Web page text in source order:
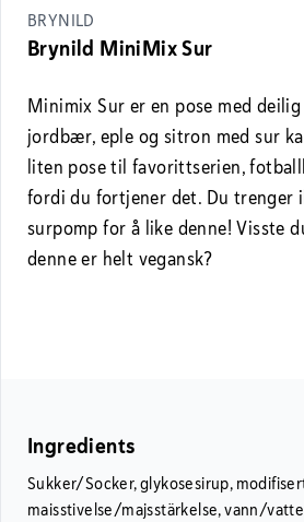
BRYNILD
Brynild MiniMix Sur
Minimix Sur er en pose med
jordbær, eple og sitron med sur
liten pose til favorittserien,
fordi du fortjener det. Du trenger
surpomp for å like denne! Visste
denne er helt vegansk?
Ingredients
Sukker/Socker, glykosesirup,
maisstivelse/majsstärkelse, vann/